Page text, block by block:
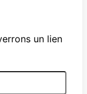
un lien